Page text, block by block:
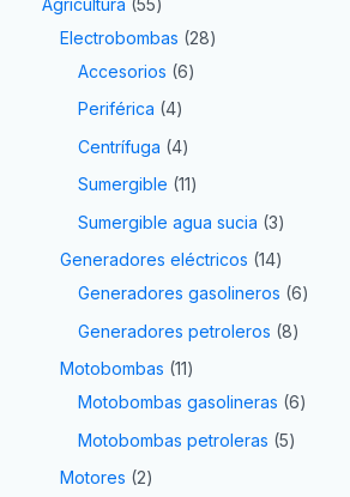
Electrobombas
28
Accesorios 6
Periférica 4
Centrífuga 4
Sumergible 11
Sumergible agua sucia 3
Generadores eléctricos 14
Generadores gasolineros 6
Generadores petroleros 8
Motobombas 11
Motobombas gasolineras 6
Motobombas petroleras 5
Motores
2